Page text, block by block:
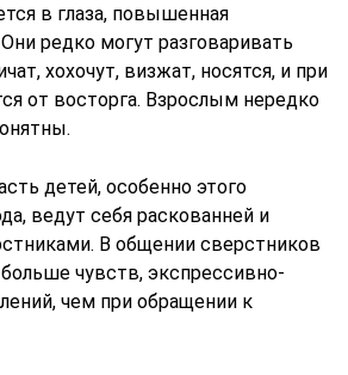
в глаза, повышенная
редко могут разговаривать
хохочут, визжат, носятся, и при
от восторга. Взрослым нередко
детей, особенно этого
ведут себя раскованней и
В общении сверстников
чувств, экспрессивно-
чем при обращении к